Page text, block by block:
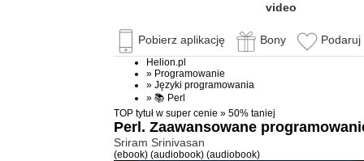
video
Pobierz aplikację Bony
Helion.pl
» Programowanie
» Języki programowania
» 📚 Perl
TOP tytuł w super cenie » 50% taniej
Perl. Zaawansowane
Sriram Srinivasan
(ebook) (audiobook) (audiobook)